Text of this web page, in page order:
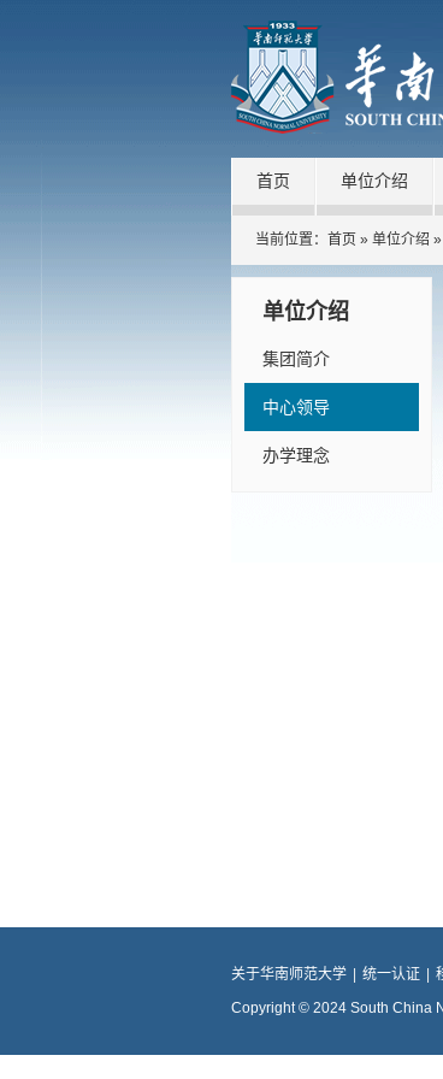
首页 单位介绍
当前位置： 首页 » 单位介绍 »
单位介绍
集团简介
中心领导
办学理念
关于华南师范大学 统一认证
Copyright © 2024 South China